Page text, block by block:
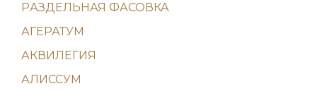
PАЗДЕЛЬНАЯ ФАСОВКА
АГЕРАТУМ
АКВИЛЕГИЯ
АЛИССУМ